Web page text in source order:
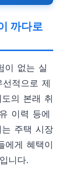
까다로
이 없는 실
적으로 제
의 본래 취
이력 등에
주택 시장
에게 혜택이
니다.